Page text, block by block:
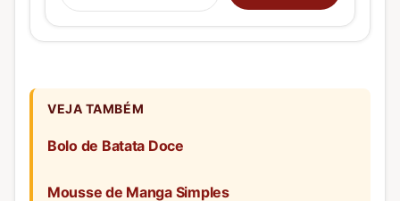
VEJA TAMBÉM
Bolo de Batata Doce
Mousse de Manga Simples